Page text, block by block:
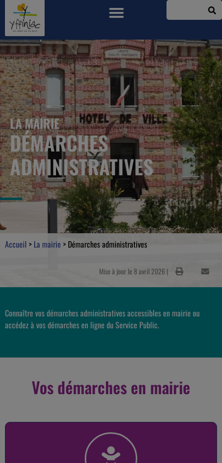
LA MAIRIE
DÉMARCHES
ADMINISTRATIVES
Accueil > La mairie > Démarches administratives
Mise à jour le 8 avril 2026 |
Connaître vos démarches administratives accessibles en mairie ou
accédez à vos démarches en ligne du Service Public.
Vos démarches en mairie